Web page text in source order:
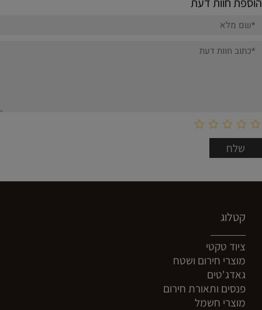
קטלוג
ציוד טקטי
מוצרי חירום ושטח
גאדג'טים
פנסים ותאורת חירום
מוצרי חשמל